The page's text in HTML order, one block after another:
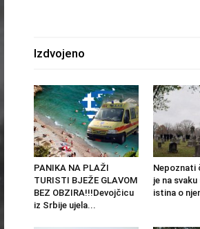
Izdvojeno
PANIKA NA PLAŽI
TURISTI BJEŽE GLAVOM
BEZ OBZIRA!!!Devojčicu
iz Srbije ujela...
Nepoznati
je na svaku
istina o